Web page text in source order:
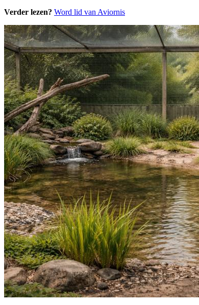
Verder lezen? Word lid van Aviornis